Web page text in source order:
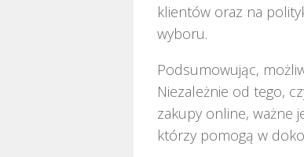
klientów oraz na
wyboru.
Podsumowując,
Niezależnie od tego,
zakupy online, ważne
którzy pomogą w